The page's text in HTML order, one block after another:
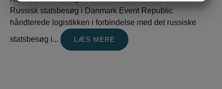
Russisk statsbesøg i Danmark Event Republic
håndterede logistikken i forbindelse med det russiske
statsbesøg i...
LÆS MERE
MARKETING STATISTIK